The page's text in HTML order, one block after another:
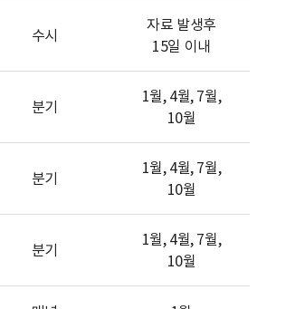
수시
자료 발생후
15일 이내
분기
1월, 4월, 7월,
10월
분기
1월, 4월, 7월,
10월
분기
1월, 4월, 7월,
10월